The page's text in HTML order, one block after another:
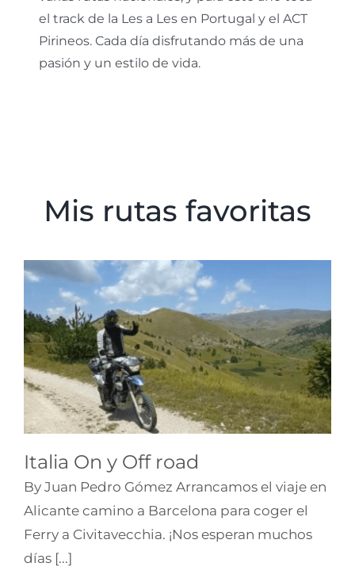
el track de la Les a Les en Portugal y el ACT
Pirineos. Cada día disfrutando más de una
pasión y un estilo de vida.
Mis rutas favoritas
Italia On y Off road
ruta
Italia On y Off road
By Juan Pedro Gómez Arrancamos el viaje en
Alicante camino a Barcelona para coger el
Ferry a Civitavecchia. ¡Nos esperan muchos
días [...]